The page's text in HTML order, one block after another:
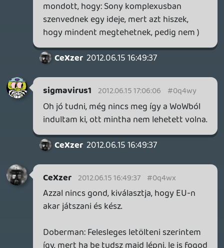
Doberman 2012.06.14 19:48:13
Doberman 2012.06.14 19:48:13 #0q4wt
Mi a f*szom az a RMAH? Egy kicsit had
legyek már hülye, mivel sikeresen
elkerültem az összes létező hírt, (még oldi
a te cikkedet se olvastam el, sőt azt se
tudtam hogy mennyi pontot adtál, meg
mint mondtak rá a világsajtóban. (sajna
címke miatt látom a pontot meg
mindent)).
Szóval tényleg halvány lila gőzöm sincs
róla, de sejtésem szerint egy újabb izé ami
Annyi történik most hogy töltöm le az
nem sokára. Amcsi játék amcsi kulccsal. A
support ma még nem reagált, elmondásuk
szerint 24h ticket-t kaptam a probléma
lejár.